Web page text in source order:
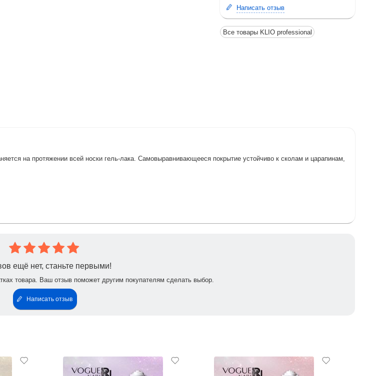
Написать отзыв
Все товары KLIO professional
на протяжении всей носки гель-лака. Самовыравнивающееся покрытие устойчиво к сколам и царапинам,
ещё нет, станьте первыми!
товара. Ваш отзыв поможет другим покупателям сделать выбор.
Написать отзыв